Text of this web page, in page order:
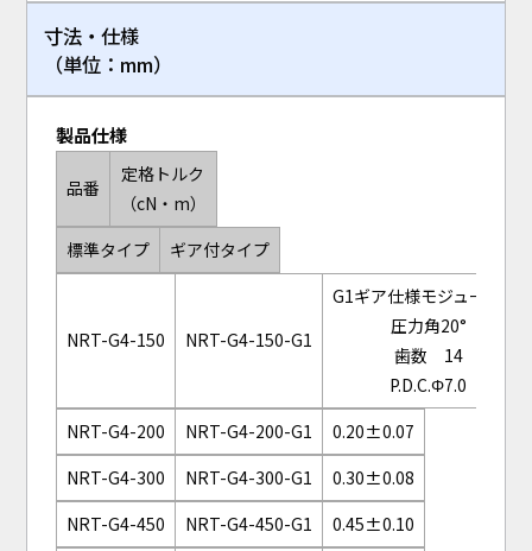
寸法・仕様
（単位：mm）
製品仕様
品番
定格トルク
（cN・m）
標準タイプ
ギア付タイプ
NRT-G4-150 NRT-G4-150-G1
G1ギア仕様モジュール0.5
圧力角20°
歯数 14
P.D.C.Φ7.0
NRT-G4-200
NRT-G4-200-G1
0.20±0.07
NRT-G4-300
NRT-G4-300-G1
0.30±0.08
NRT-G4-450
NRT-G4-450-G1
0.45±0.10